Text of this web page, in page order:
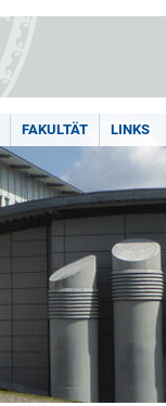
FAKULTÄT LINKS